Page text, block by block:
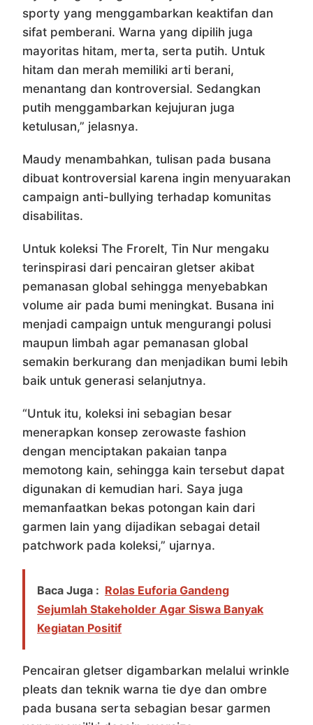
sporty yang menggambarkan keaktifan dan
sifat pemberani. Warna yang dipilih juga
mayoritas hitam, merta, serta putih. Untuk
hitam dan merah memiliki arti berani,
menantang dan kontroversial. Sedangkan
putih menggambarkan kejujuran juga
ketulusan,” jelasnya.
Maudy menambahkan, tulisan pada busana
dibuat kontroversial karena ingin menyuarakan
campaign anti-bullying terhadap komunitas
disabilitas.
Untuk koleksi The Frorelt, Tin Nur mengaku
terinspirasi dari pencairan gletser akibat
pemanasan global sehingga menyebabkan
volume air pada bumi meningkat. Busana ini
menjadi campaign untuk mengurangi polusi
maupun limbah agar pemanasan global
semakin berkurang dan menjadikan bumi lebih
baik untuk generasi selanjutnya.
“Untuk itu, koleksi ini sebagian besar
menerapkan konsep zerowaste fashion
dengan menciptakan pakaian tanpa
memotong kain, sehingga kain tersebut dapat
digunakan di kemudian hari. Saya juga
memanfaatkan bekas potongan kain dari
garmen lain yang dijadikan sebagai detail
patchwork pada koleksi,” ujarnya.
Baca Juga : Rolas Euforia Gandeng
Sejumlah Stakeholder Agar Siswa Banyak
Kegiatan Positif
Pencairan gletser digambarkan melalui wrinkle
pleats dan teknik warna tie dye dan ombre
pada busana serta sebagian besar garmen